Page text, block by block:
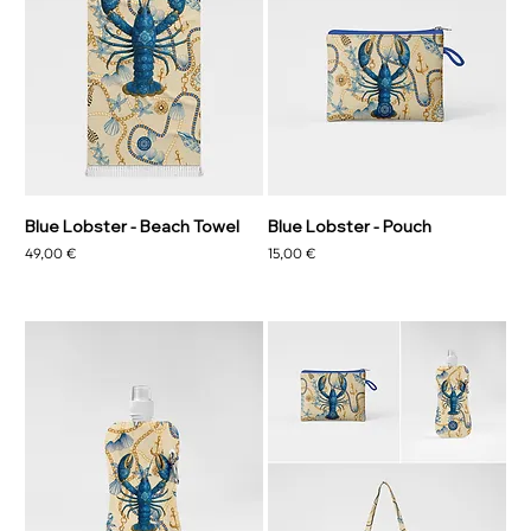
Blue Lobster - Beach Towel
Preis
49,00 €
Blue Lobster - Pouch
Preis
15,00 €